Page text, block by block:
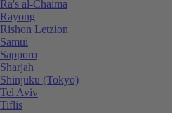
Ra's al-Chaima
Rayong
Rishon Letzion
Samui
Sapporo
Sharjah
Shinjuku (Tokyo)
Tel Aviv
Tiflis